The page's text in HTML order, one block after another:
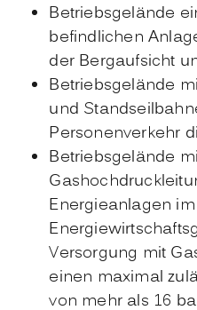
Betriebsgelände
befindlichen
der Bergaufsicht
Betriebsgelände
und
Personenverkehr
Betriebsgelände
Energieanlagen
Versorgung mit
einen maximal
von mehr als 16